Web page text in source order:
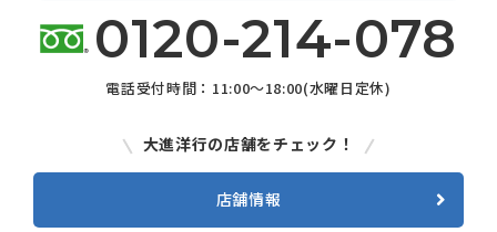
0120-214-078
電話受付時間：11:00～18:00(水曜日定休)
大進洋行の店舗をチェック！
店舗情報